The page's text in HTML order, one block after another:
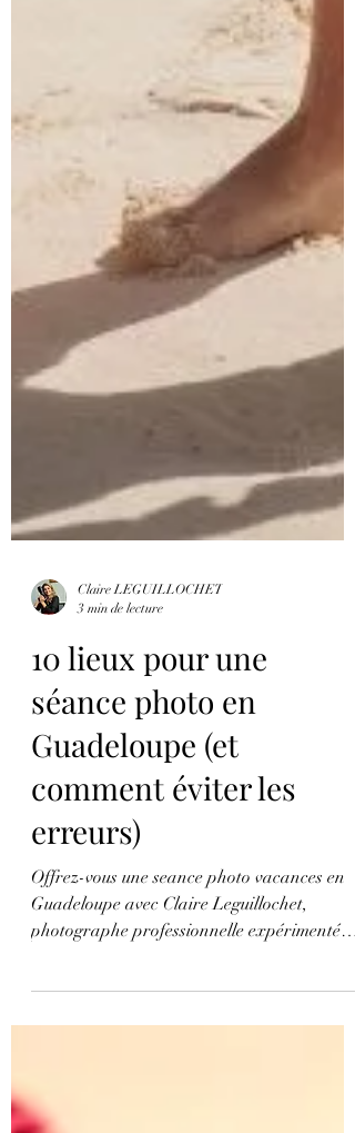
Claire LEGUILLOCHET
3 min de lecture
10 lieux pour une
séance photo en
Guadeloupe (et
comment éviter les
erreurs)
Offrez-vous une seance photo vacances en